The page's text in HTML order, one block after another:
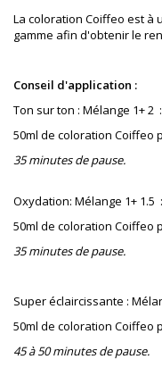
La coloration Coiffeo est à
gamme afin d'obtenir le
Conseil d'application :
Ton sur ton : Mélange 1+ 2 :
50ml de coloration Coiffeo
35 minutes de pause.
Oxydation: Mélange 1+ 1.5 :
50ml de coloration Coiffeo
35 minutes de pause.
Super éclaircissante :
50ml de coloration Coiffeo
45 à 50 minutes de pause.